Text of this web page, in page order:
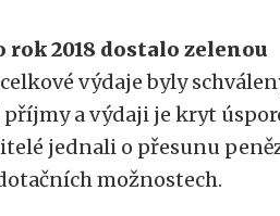
2018 dostalo zelenou
výdaje byly
a výdaji je kryt
jednali o přesunu
možnostech.